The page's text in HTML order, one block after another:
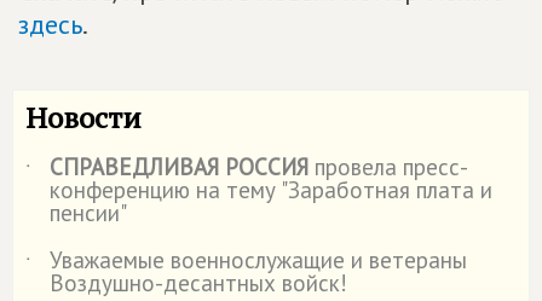
здесь.
Новости
˙ СПРАВЕДЛИВАЯ РОССИЯ провела пресс-
конференцию на тему "Заработная плата и
пенсии"
˙
Уважаемые военнослужащие и ветераны
Воздушно-десантных войск!